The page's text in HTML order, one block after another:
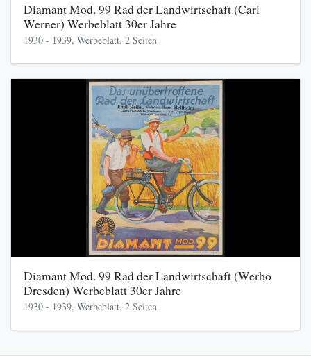
Diamant Mod. 99 Rad der Landwirtschaft (Carl
Werner) Werbeblatt 30er Jahre
1930 - 1939, Werbeblatt, 2 Seiten
Diamant Mod. 99 Rad der Landwirtschaft (Werbo
Dresden) Werbeblatt 30er Jahre
1930 - 1939, Werbeblatt, 2 Seiten